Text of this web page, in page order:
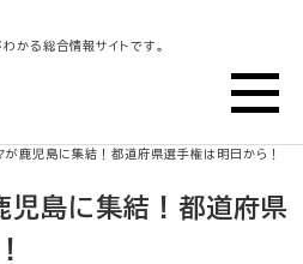
かる総合情報サイトです。
が鹿児島に集結！都道府県選手権は明日から！
児島に集結！都道府県